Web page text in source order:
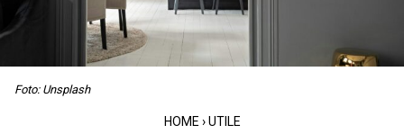
Foto: Unsplash
HOME › UTILE